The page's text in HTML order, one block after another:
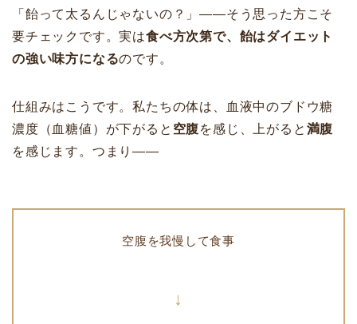
「飴って太るんじゃないの？」――そう思った方こそ
要チェックです。実は食べ方次第で、飴はダイエット
の強い味方になるのです。
仕組みはこうです。私たちの体は、血液中のブドウ糖
濃度（血糖値）が下がると 空腹を感じ、上がると 満腹
を感じます。つまり――
空腹を我慢して食事
↓